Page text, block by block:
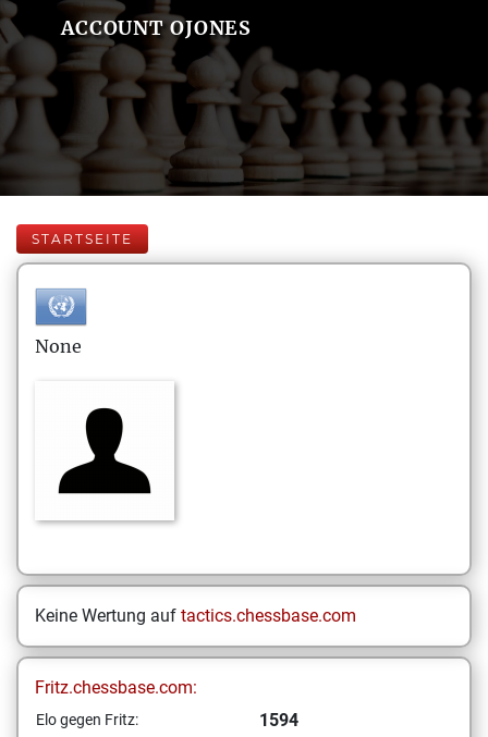
ACCOUNT OJONES
STARTSEITE
None
Keine Wertung auf tactics.chessbase.com
Fritz.chessbase.com:
Elo gegen Fritz: 1594